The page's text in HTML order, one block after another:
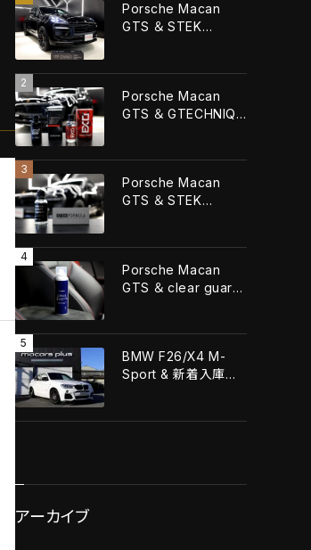
Porsche Macan
GTS ＆ STEK
Porsche Macan
GTS ＆ GTECHNIQ
Porsche Macan
GTS ＆ STEK
Porsche Macan
GTS ＆ clear guard
BMW F26/X4 M-
Sport & 新着入庫車
アーカイブ